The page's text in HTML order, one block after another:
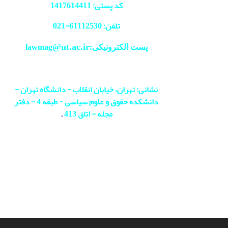
کد پستی: 1417614411
تلفن: 61112530-
021
پست الکترونیکی:lawmag@ut.ac.ir
نشانی: تهران، خیابان انقلاب - دانشگاه تهران -
دانشکده حقوق و علوم سیاسی - طبقه 4 - دفتر
مجله - اتاق 413
.